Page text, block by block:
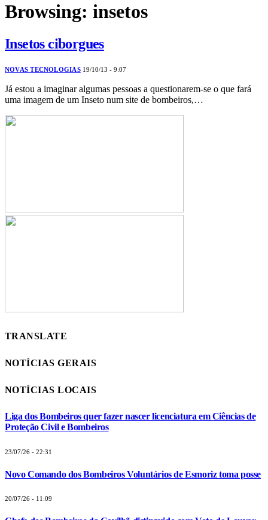
Browsing: insetos
Insetos ciborgues
NOVAS TECNOLOGIAS 19/10/13 - 9:07
Já estou a imaginar algumas pessoas a questionarem-se o que fará
uma imagem de um Inseto num site de bombeiros,…
TRANSLATE
NOTÍCIAS GERAIS
NOTÍCIAS LOCAIS
Liga dos Bombeiros quer fazer nascer licenciatura em Ciências de
Proteção Civil e Bombeiros
23/07/26 - 22:31
Novo Comando dos Bombeiros Voluntários de Esmoriz toma posse
20/07/26 - 11:09